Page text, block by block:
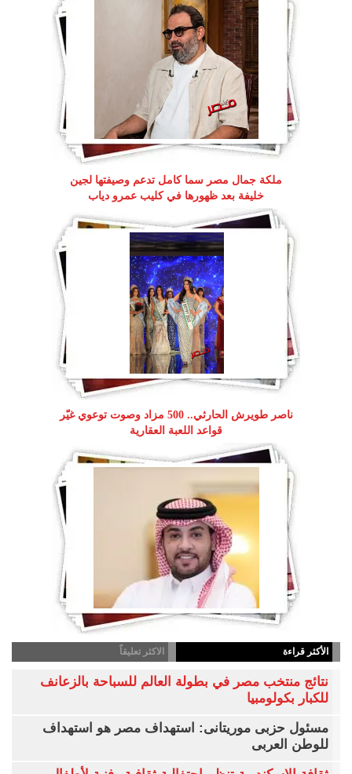
ملكة جمال مصر سما كامل تدعم وصيفتها لجين
خليفة بعد ظهورها في كليب عمرو دياب
ناصر طويرش الحارثي.. 500 مزاد وصوت توعوي غيّر
قواعد اللعبة العقارية
الأكثر قراءة الاكثر تعليقاً
نتائج منتخب مصر في بطولة العالم للسباحة بالزعانف
للكبار بكولومبيا
مسئول حزبى موريتانى: استهداف مصر هو استهداف
للوطن العربى